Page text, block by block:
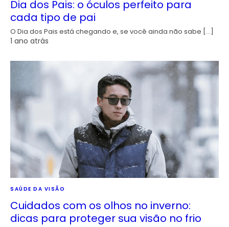
Dia dos Pais: o óculos perfeito para
cada tipo de pai
O Dia dos Pais está chegando e, se você ainda não sabe […]
1 ano atrás
SAÚDE DA VISÃO
Cuidados com os olhos no inverno:
dicas para proteger sua visão no frio